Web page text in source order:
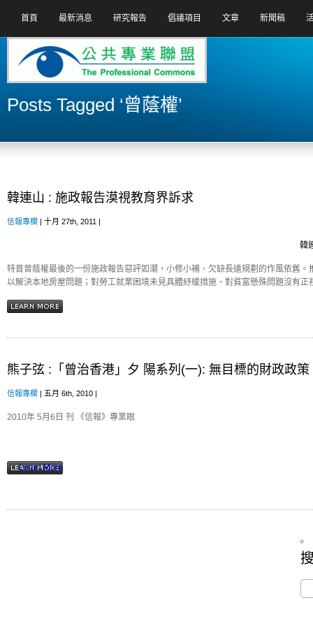
首頁 最新消息 研究報告 倡議項目 文章 新聞稿
Posts Tagged ‘曾蔭權’
韓連山 : 施政報告漠視教育界訴求
信報專欄 | 十月 27th, 2011 |
韓
特首曾蔭權最後的一份施政報告惡評如潮，小修小補、欠缺長遠規劃的作風依舊
以解決本地房屋問題；對勞工就業困境未見具體紓緩措施、對貧富懸殊問題沒有正
熊子弦 :「曾治香港」夕 陽系列(一): 無目標的財政政策
信報專欄 | 五月 6th, 2010 |
2010年 5月6日 刊 《信報》專業眼
Learn More